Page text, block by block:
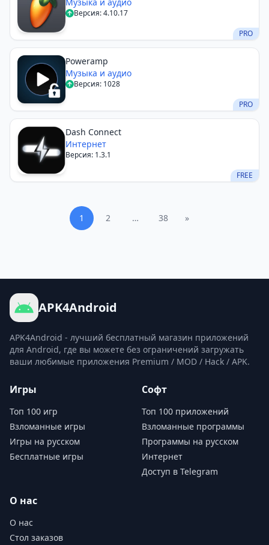
Версия: 4.10.17
PRO
Poweramp
Музыка и аудио
Версия: 1028
PRO
Dash Connect
Интернет
Версия: 1.3.1
FREE
1 2 … 38 »
APK4Android
APK4Android - лучший бесплатный магазин приложений
для Android, где вы можете без ограничений загружать
ваши любимые приложения Premium / MOD / Hack / APK.
Игры
Топ 100 игр
Взломанные игры
Игры на русском
Бесплатные игры
Софт
Топ 100 приложений
Взломанные программы
Программы на русском
Интернет
Доступ в Telegram
О нас
О нас
Стол заказов